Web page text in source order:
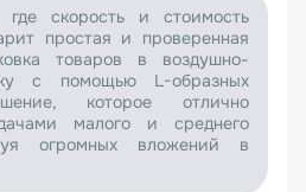
где скорость и стоимость
простая и проверенная
товаров в воздушно-
с помощью L-образных
которое отлично
малого и среднего
огромных вложений в